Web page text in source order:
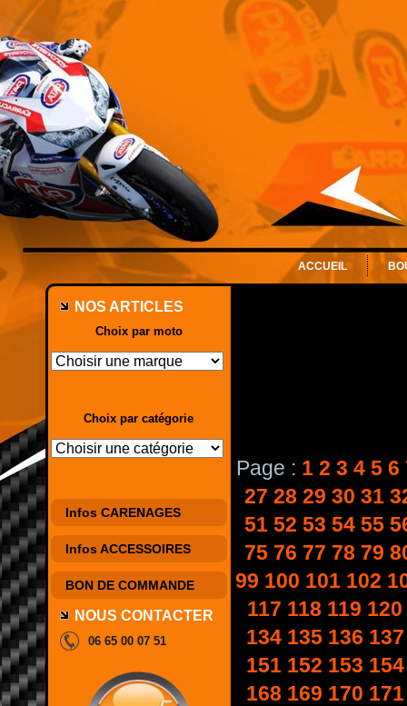
ACCUEIL
NOS ARTICLES
Choix par moto
Choix par catégorie
Infos CARENAGES
Infos ACCESSOIRES
BON DE COMMANDE
NOUS CONTACTER
06 65 00 07 51
Page : 1 2 3 4 5 6
27 28 29 30 31
51 52 53 54 55
75 76 77 78 79
99 100 101 102
117 118 119 120
134 135 136 137
151 152 153 154
168 169 170 171